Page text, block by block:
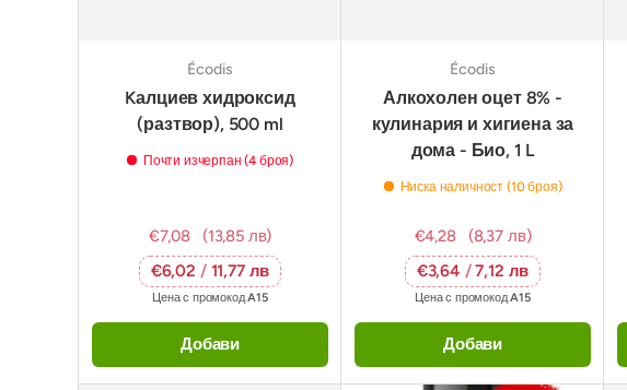
Écodis
Kалциев хидроксид
(разтвор), 500 ml
Почти изчерпан (4 броя)
€7,08
(13,85 лв)
€6,02 / 11,77 лв
Цена с промокодA15
Добави
Écodis
Алкохолен оцет 8% -
кулинария и хигиена за
дома - Био, 1 L
Ниска наличност (10 броя)
€4,28
(8,37 лв)
€3,64 /7,12 лв
Цена с промокодA15
Добави